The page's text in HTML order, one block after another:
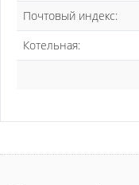
Почтовый индекс:
Котельная: